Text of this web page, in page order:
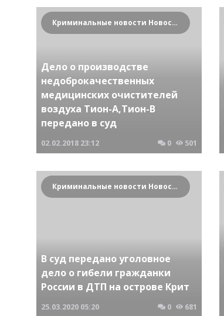
Криминальные новости Новосибирска и Сибирского региона
Дело о производстве
недоброкачественных
медицинских очистителей
воздуха Тион-А,Тион-В
передано в суд
02.02.2018 23:12 0 501
Криминальные новости Новосибирска и Сибирского региона
В суд передано уголовное
дело о гибели гражданки
России в ДТП на острове Крит
25.03.2020 05:20 0 681